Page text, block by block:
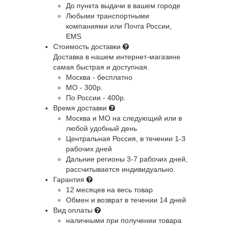
До пункта выдачи в вашем городе
Любыми транспортными
компаниями или Почта России,
EMS
Стоимость доставки
Доставка в нашем интернет-магазине
самая быстрая и доступная.
Москва - бесплатно
МО - 300р.
По России - 400р.
Время доставки
Москва и МО на следующий или в
любой удобный день
Центральная Россия , в течении 1-3
рабочих дней
Дальние регионы 3-7 рабочих дней,
рассчитывается индивидуально.
Гарантия
12 месяцев на весь товар
Обмен и возврат в течении 14 дней
Вид оплаты
наличными при получении товара